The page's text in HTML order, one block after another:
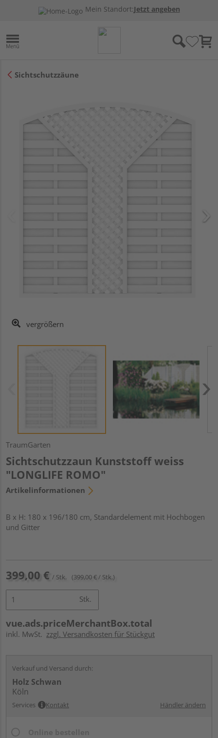
Mein Standort:Jetzt angeben
Sichtschutzzäune
vergrößern
TraumGarten
Sichtschutzzaun Kunststoff weiss
"LONGLIFE ROMO"
Artikelinformationen
B x H: 180 x 196/180 cm, Standardelement mit Hochbogen
und Gitter
399,00 € / Stk. (399,00 € / Stk.)
Stk.
vue.ads.priceMerchantBox.total
inkl. MwSt. zzgl. Versandkosten für Stückgut
Verkauf und Versand durch:
Holz Schwan
Köln
Services Kontakt Händler ändern